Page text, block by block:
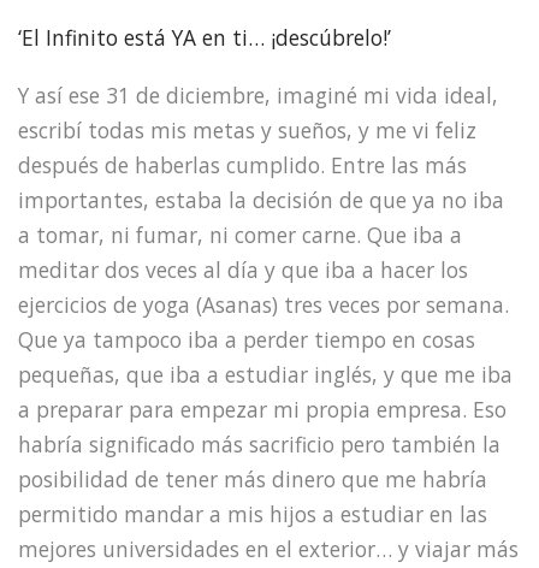
‘El Infinito está YA en ti… ¡descúbrelo!’
Y así ese 31 de diciembre, imaginé mi vida ideal,
escribí todas mis metas y sueños, y me vi feliz
después de haberlas cumplido. Entre las más
importantes, estaba la decisión de que ya no iba
a tomar, ni fumar, ni comer carne. Que iba a
meditar dos veces al día y que iba a hacer los
ejercicios de yoga (Asanas) tres veces por semana.
Que ya tampoco iba a perder tiempo en cosas
pequeñas, que iba a estudiar inglés, y que me iba
a preparar para empezar mi propia empresa. Eso
habría significado más sacrificio pero también la
posibilidad de tener más dinero que me habría
permitido mandar a mis hijos a estudiar en las
mejores universidades en el exterior… y viajar más